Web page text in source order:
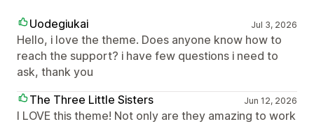
Uodegiukai Jul 3, 2026
Hello, i love the theme. Does anyone know how to
reach the support? i have few questions i need to
ask, thank you
The Three Little Sisters
Jun 12, 2026
I LOVE this theme! Not only are they amazing to work